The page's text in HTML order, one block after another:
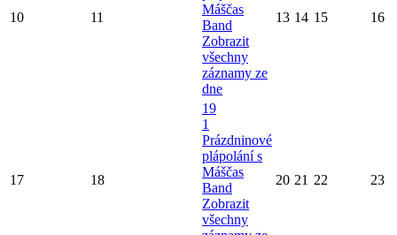
10 11
Máščas
Band
Zobrazit
všechny
záznamy ze
dne
13 14 15 16
17 18
19
1
Prázdninové
plápolání s
Máščas
Band
Zobrazit
všechny
20 21 22 23